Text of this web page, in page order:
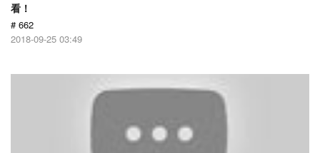
看！
# 662
2018-09-25 03:49